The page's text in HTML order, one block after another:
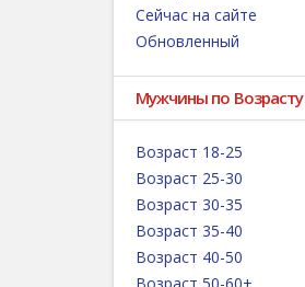
Сейчас на сайте
Обновленный
Мужчины по Возрасту
Возраст 18-25
Возраст 25-30
Возраст 30-35
Возраст 35-40
Возраст 40-50